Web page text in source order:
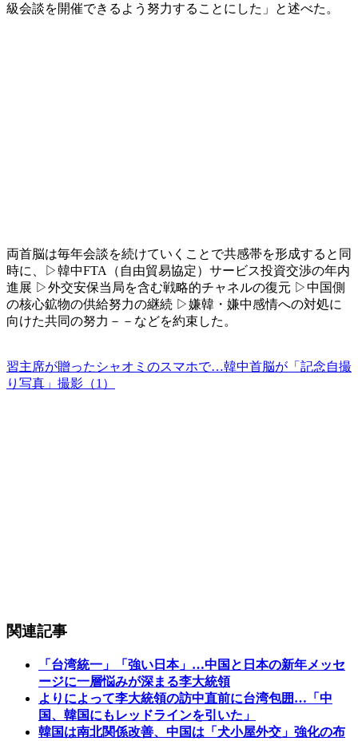
級会談を開催できるよう努力することにした」と述べた。
両首脳は毎年会談を続けていくことで共感帯を形成すると同
時に、▷韓中FTA（自由貿易協定）サービス投資交渉の年内
進展 ▷外交安保当局を含む戦略的チャネルの復元 ▷中国側
の核心鉱物の供給努力の継続 ▷嫌韓・嫌中感情への対処に
向けた共同の努力－－などを約束した。
習主席が贈ったシャオミのスマホで…韓中首脳が「記念自撮
り写真」撮影（1）
関連記事
「台湾統一」「強い日本」…中国と日本の新年メッセ
ージに一層悩みが深まる李大統領
よりによって李大統領の訪中直前に台湾包囲…「中
国、韓国にもレッドラインを引いた」
韓国は南北関係改善、中国は「犬小屋外交」強化の布